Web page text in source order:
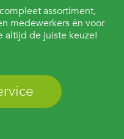
assortiment,
medewerkers én voor
altijd de juiste keuze!